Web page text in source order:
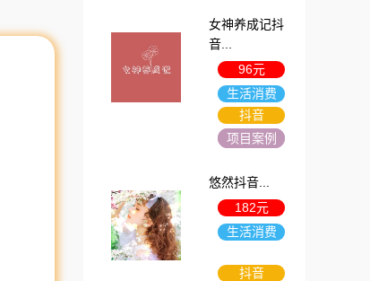
女神养成记抖
音...
96元
生活消费
抖音
项目案例
悠然抖音...
182元
生活消费
抖音